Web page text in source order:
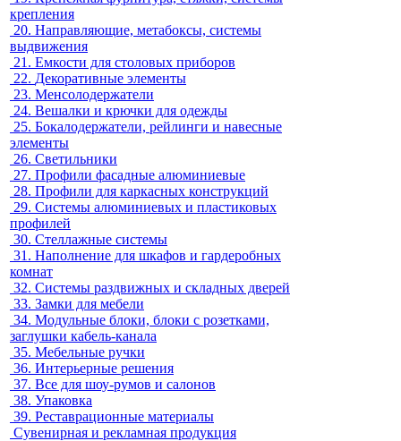
крепления
20. Направляющие, метабоксы, системы
выдвижения
21. Емкости для столовых приборов
22. Декоративные элементы
23. Менсолодержатели
24. Вешалки и крючки для одежды
25. Бокалодержатели, рейлинги и навесные
элементы
26. Светильники
27. Профили фасадные алюминиевые
28. Профили для каркасных конструкций
29. Системы алюминиевых и пластиковых
профилей
30. Стеллажные системы
31. Наполнение для шкафов и гардеробных
комнат
32. Системы раздвижных и складных дверей
33. Замки для мебели
34. Модульные блоки, блоки с розетками,
заглушки кабель-канала
35. Мебельные ручки
36. Интерьерные решения
37. Все для шоу-румов и салонов
38. Упаковка
39. Реставрационные материалы
Сувенирная и рекламная продукция